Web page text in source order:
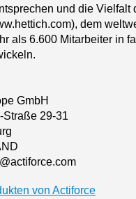
und die
dem
als 6.600 Mitarbeiter in
GmbH
Straße 29-31
von Actiforce